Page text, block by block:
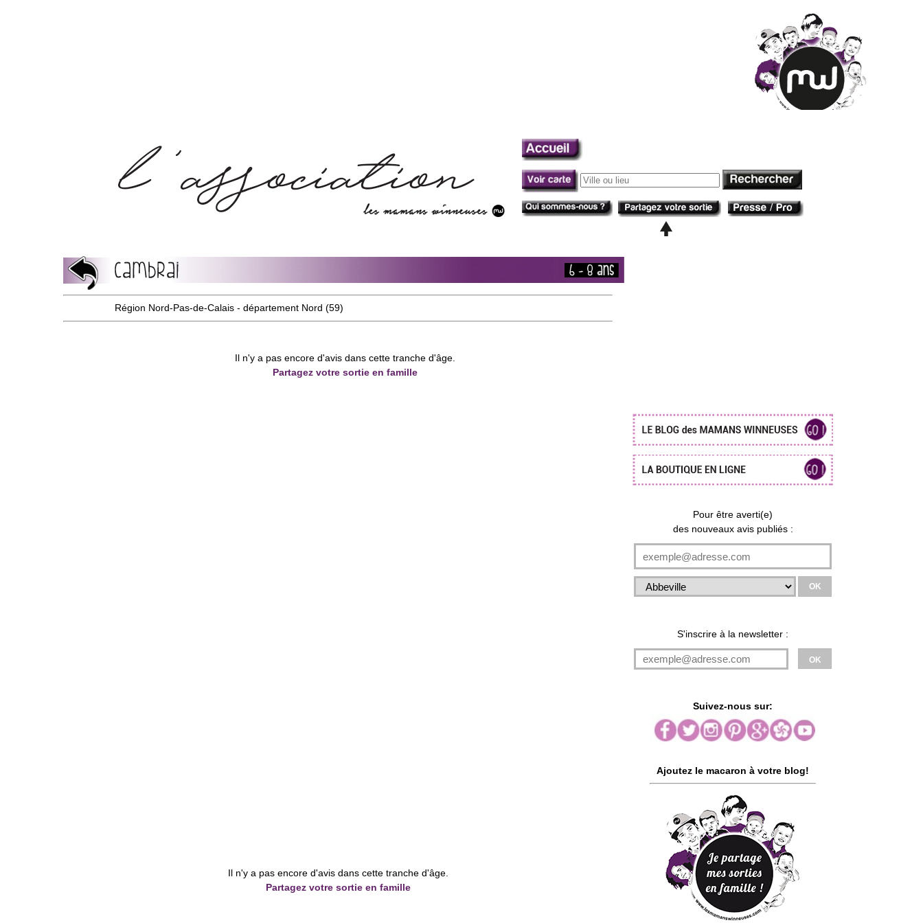
Région Nord-Pas-de-Calais - département Nord (59)
Il n'y a pas encore d'avis dans cette tranche d'âge.
Partagez votre sortie en famille
Il n'y a pas encore d'avis dans cette tranche d'âge.
Partagez votre sortie en famille